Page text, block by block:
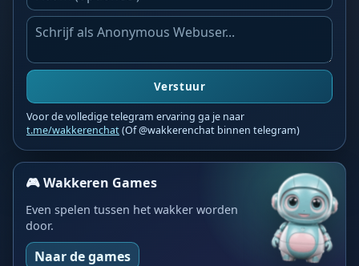
Verstuur
Voor de volledige telegram ervaring ga je naar
t.me/wakkerenchat(Of @wakkerenchat binnen telegram)
🎮 Wakkeren Games
Even spelen tussen het wakker worden
door.
Naar de games